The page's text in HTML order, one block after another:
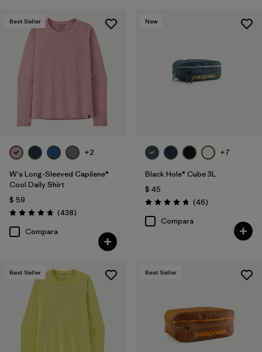
Best Seller
+2
W's Long-Sleeved Capilene®
Cool Daily Shirt
$ 59
Valoración: 4.7 / 5
(438Comentarios
)
Compara
New
+7
Black Hole® Cube 3L
$ 45
Valoración: 4.8 / 5
(46Comentarios
)
Compara
Best Seller Best Seller